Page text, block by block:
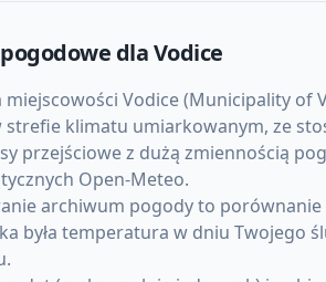
dlaVodice
Vodice (Municipality of
strefie klimatu umiarkowanym, ze
przejściowe z dużą zmiennością
Open-Meteo.
archiwum pogody to
była temperatura w dniu Twojego